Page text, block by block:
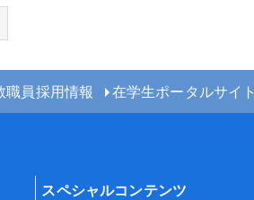
職員採用情報 在学生ポータルサイト
スペシャルコンテンツ